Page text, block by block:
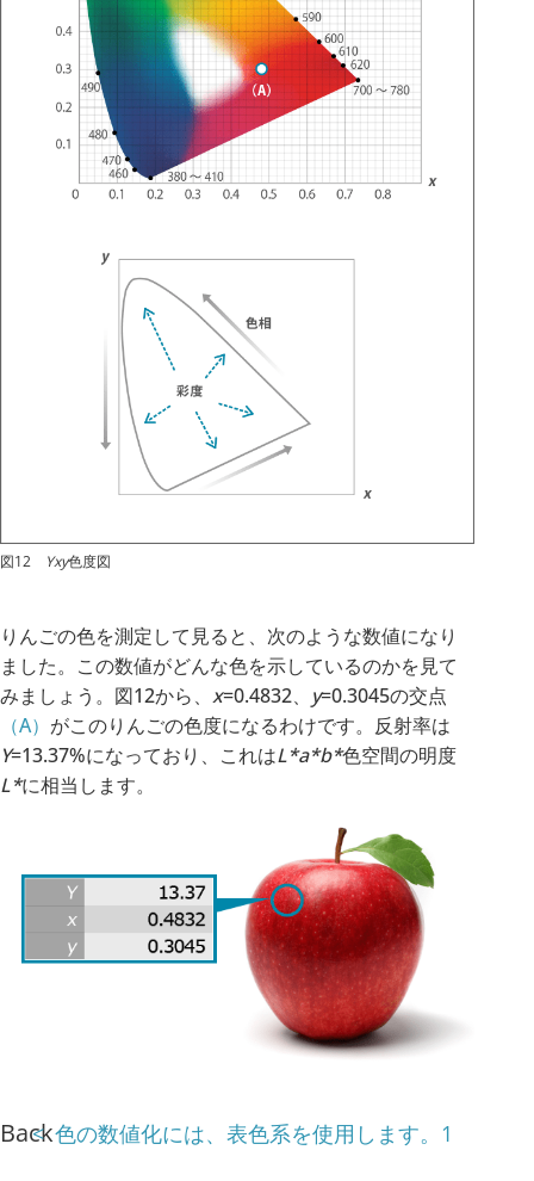
図12 Yxy色度図
りんごの色を測定して見ると、次のような数値になり
ました。この数値がどんな色を示しているのかを見て
みましょう。図12から、 x=0.4832、 y=0.3045の交点
（A） がこのりんごの色度になるわけです。反射率は
Y=13.37%になっており、これはL*a*b*色空間の明度
L*に相当します。
Back色の数値化には、表色系を使用します。1